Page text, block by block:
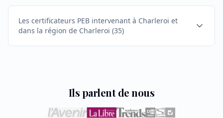
Les certificateurs PEB intervenant à Charleroi et
dans la région de Charleroi (35)
Ils parlent de nous